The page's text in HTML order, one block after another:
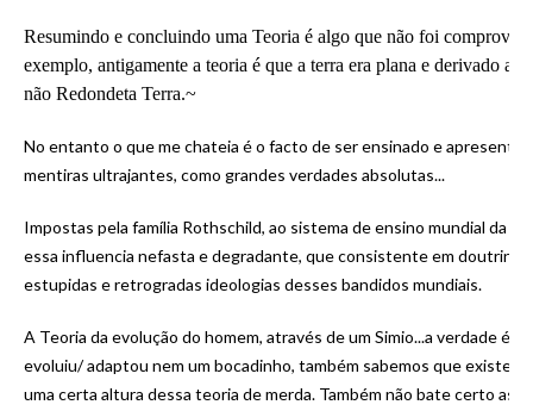
Resumindo e concluindo uma Teoria é algo que não foi
exemplo, antigamente a teoria é que a terra era plana e derivado a
não Redondeta Terra.~
No entanto o que me chateia é o facto de ser ensinado e
mentiras ultrajantes, como grandes verdades absolutas...
Impostas pela família Rothschild, ao sistema de ensino mundial da
essa influencia nefasta e degradante, que consistente em doutrinar
estupidas e retrogradas ideologias desses bandidos mundiais.
A Teoria da evolução do homem, através de um Simio...a verdade é
evoluiu/ adaptou nem um bocadinho, também sabemos que existem
uma certa altura dessa teoria de merda. Também não bate certo as